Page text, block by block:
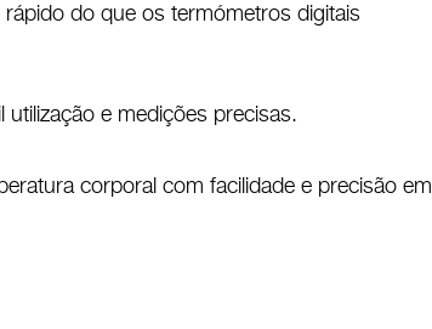
do que os termómetros digitais
e medições precisas.
corporal com facilidade e precisão em